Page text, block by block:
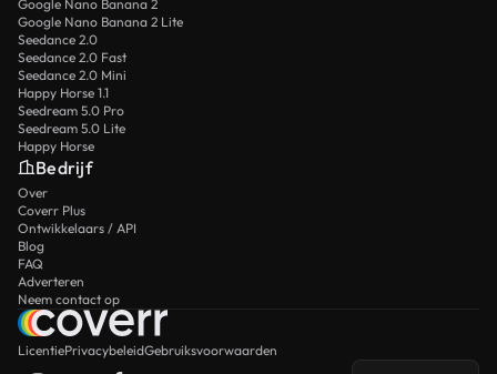
Google Nano Banana 2
Google Nano Banana 2 Lite
Seedance 2.0
Seedance 2.0 Fast
Seedance 2.0 Mini
Happy Horse 1.1
Seedream 5.0 Pro
Seedream 5.0 Lite
Happy Horse
Bedrijf
Over
Coverr Plus
Ontwikkelaars / API
Blog
FAQ
Adverteren
Neem contact op
LicentiePrivacybeleidGebruiksvoorwaarden